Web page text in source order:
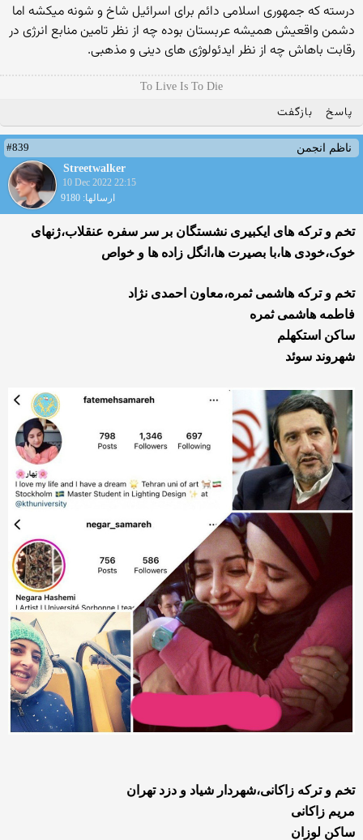
درسته که جمهوری اسلامی دائم برای اسرائیل شاخ و شونه میکشه اما
دشمن واقعیش همیشه عربستان بوده چه از نظر تامین منابع انرژی در
رقابت باهاش چه از نظر ایدئولوژی های دینی و مذهبی.
To Live Is To Die
پاسخ بازگفت
ناظم انجمن
#839
Streetwalker
10 Dec 2022 22:15
ارسالها: 9180
تخم و ترکه های ایکبیری نشستگان بر سر سفره عنقلاب،ژنهای
خوک،خودی ها،با بصیرت ها،انگل زاده ها و خواص
تخم و ترکه هاشمی ثمره،معاون احمدی نژاد
فاطمه هاشمی ثمره
ساکن استکهلم
شهروند سوئد
تخم و ترکه زاکانی،شهردار شیاد و دزد تهران
مریم زاکانی
ساکن لوزان